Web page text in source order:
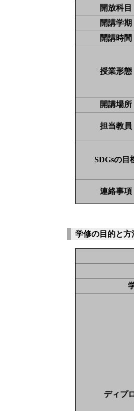
開放科目
開講学期
開講時間
授業形態
開講場所
担当教員
SDGsの目
連絡事項
学修の目的と方
ディプ